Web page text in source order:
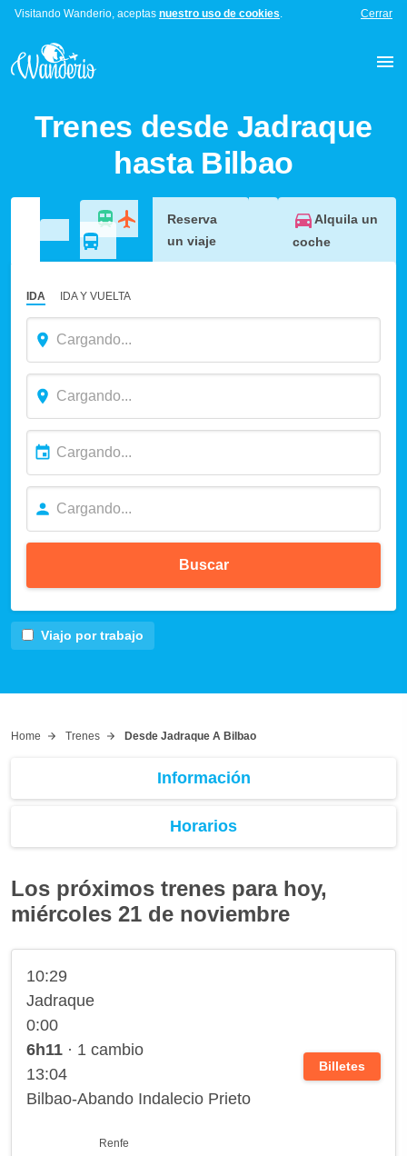
Visitando Wanderio, aceptas nuestro uso de cookies. Cerrar
Trenes desde Jadraque
hasta Bilbao
Reserva
un viaje
Alquila un
coche
IDA IDA Y VUELTA
Buscar
Viajo por trabajo
Home Trenes Desde Jadraque A Bilbao
Información
Horarios
Los próximos trenes para hoy,
miércoles 21 de noviembre
10:29
Jadraque
0:00
6h11 · 1 cambio
13:04
Bilbao-Abando Indalecio Prieto
Renfe
Billetes